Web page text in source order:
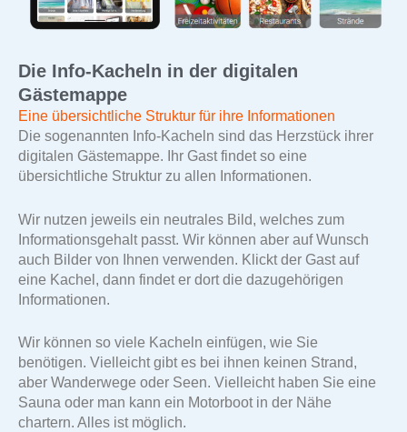
Die Info-Kacheln in der digitalen
Gästemappe
Eine übersichtliche Struktur für ihre Informationen
Die sogenannten Info-Kacheln sind das Herzstück ihrer
digitalen Gästemappe. Ihr Gast findet so eine
übersichtliche Struktur zu allen Informationen.
Wir nutzen jeweils ein neutrales Bild, welches zum
Informationsgehalt passt. Wir können aber auf Wunsch
auch Bilder von Ihnen verwenden. Klickt der Gast auf
eine Kachel, dann findet er dort die dazugehörigen
Informationen.
Wir können so viele Kacheln einfügen, wie Sie
benötigen. Vielleicht gibt es bei ihnen keinen Strand,
aber Wanderwege oder Seen. Vielleicht haben Sie eine
Sauna oder man kann ein Motorboot in der Nähe
chartern. Alles ist möglich.